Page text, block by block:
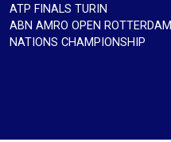
ATP FINALS TURIN
ABN AMRO OPEN ROTTERDAM
NATIONS CHAMPIONSHIP